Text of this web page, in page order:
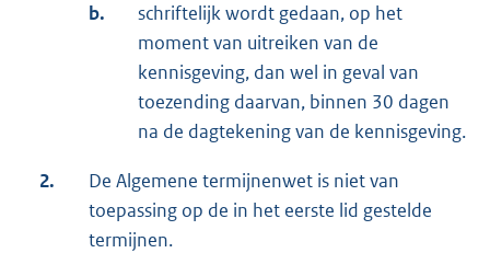
b.
schriftelijk wordt gedaan, op het
moment van uitreiken van de
kennisgeving, dan wel in geval van
toezending daarvan, binnen 30 dagen
na de dagtekening van de kennisgeving.
2.
De Algemene termijnenwet is niet van
toepassing op de in het eerste lid gestelde
termijnen.